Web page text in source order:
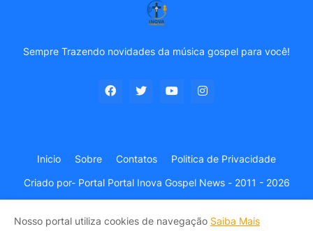
Sempre Trazendo novidades da música gospel para você!
Criado por- Portal Portal Inova Gospel News - 2011 - 2026
Inicio Sobre Contatos Politica de Privacidade
Nosso portal utiliza cookies de navegação Saiba Mais